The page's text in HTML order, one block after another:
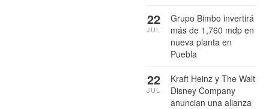
Grupo Bimbo invertirá
más de 1,760 mdp en
nueva planta en
Puebla
22
JUL
Kraft Heinz y The Walt
Disney Company
anuncian una alianza
22
JUL